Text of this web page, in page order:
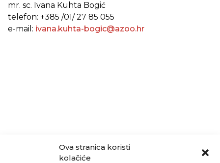
Ova stranica koristi
kolačiće
mr. sc. Ivana Kuhta Bogić
telefon: +385 /01/ 27 85 055
e-mail: ivana.kuhta-bogic@azoo.hr